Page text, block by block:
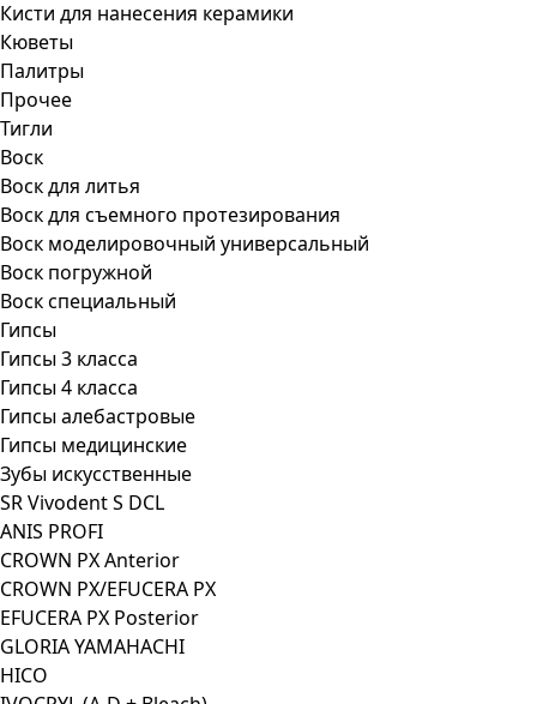
Кисти для нанесения керамики
Кюветы
Палитры
Прочее
Тигли
Воск
Воск для литья
Воск для съемного протезирования
Воск моделировочный универсальный
Воск погружной
Воск специальный
Гипсы
Гипсы 3 класса
Гипсы 4 класса
Гипсы алебастровые
Гипсы медицинские
Зубы искусственные
SR Vivodent S DCL
ANIS PROFI
CROWN PX Anterior
CROWN PX/EFUCERA PX
EFUCERA PX Posterior
GLORIA YAMAHACHI
HICO